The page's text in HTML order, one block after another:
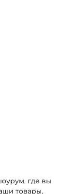
где вы
товары.